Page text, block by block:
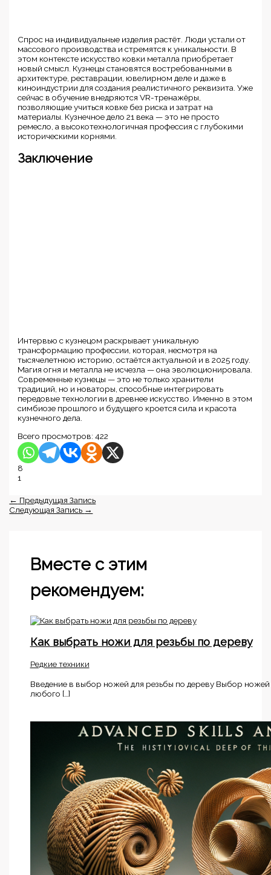
Спрос на индивидуальные изделия растёт. Люди устали от
массового производства и стремятся к уникальности. В
этом контексте искусство ковки металла приобретает
новый смысл. Кузнецы становятся востребованными в
архитектуре, реставрации, ювелирном деле и даже в
киноиндустрии для создания реалистичного реквизита. Уже
сейчас в обучение внедряются VR-тренажёры,
позволяющие учиться ковке без риска и затрат на
материалы. Кузнечное дело 21 века — это не просто
ремесло, а высокотехнологичная профессия с глубокими
историческими корнями.
Заключение
Интервью с кузнецом раскрывает уникальную
трансформацию профессии, которая, несмотря на
тысячелетнюю историю, остаётся актуальной и в 2025 году.
Магия огня и металла не исчезла — она эволюционировала.
Современные кузнецы — это не только хранители
традиций, но и новаторы, способные интегрировать
передовые технологии в древнее искусство. Именно в этом
симбиозе прошлого и будущего кроется сила и красота
кузнечного дела.
Всего просмотров: 422
8
1
← Предыдущая Запись
Следующая Запись →
Вместе с этим
рекомендуем:
Как выбрать ножи для резьбы по дереву
Редкие техники
Введение в выбор ножей для резьбы по дереву Выбор
любого […]